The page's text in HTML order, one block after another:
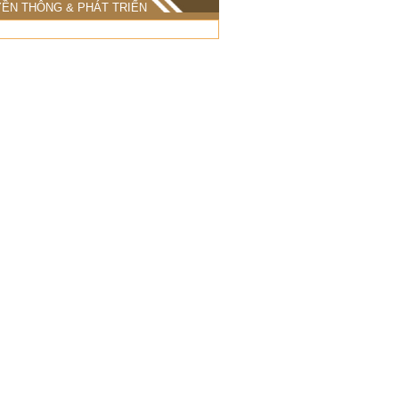
THÔNG & PHÁT TRIỂN